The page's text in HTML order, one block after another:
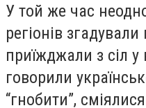
У той же час
регіонів
приїжджали з сіл у
говорили
“гнобити”,